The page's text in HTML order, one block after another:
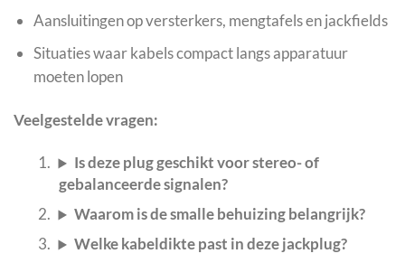
Aansluitingen op versterkers, mengtafels en jackfields
Situaties waar kabels compact langs apparatuur
moeten lopen
Veelgestelde vragen:
Is deze plug geschikt voor stereo- of
gebalanceerde signalen?
Waarom is de smalle behuizing belangrijk?
Welke kabeldikte past in deze jackplug?